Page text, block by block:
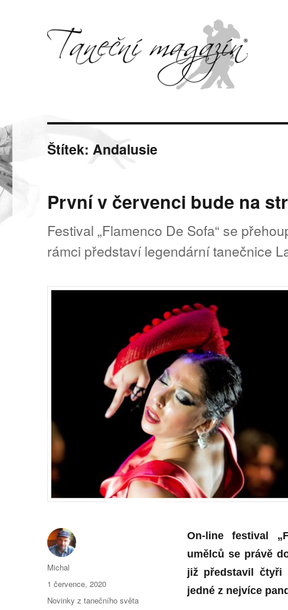
Štítek:Andalusie
První v červenci bude na
Festival „Flamenco De Sofa“ se
rámci představí legendární tanečnice
On-line festival
umělců se právě
již představil čtyři
jedné z nejvíce
Autor:
Michal
Publikováno:
1 července, 2020
Rubriky:
Novinky z tanečního světa